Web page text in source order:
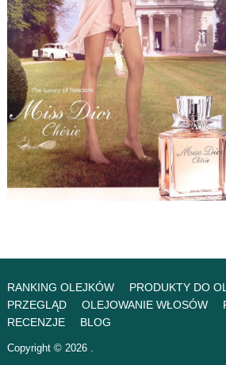
RANKING OLEJKÓW
PRODUKTY DO
PRZEGLĄD
OLEJOWANIE WŁOSÓW
RECENZJE
BLOG
Copyright © 2026 .